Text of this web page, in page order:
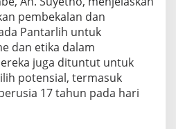
pembekalan dan
Pantarlih untuk
dan etika dalam
juga dituntut untuk
potensial, termasuk
17 tahun pada hari